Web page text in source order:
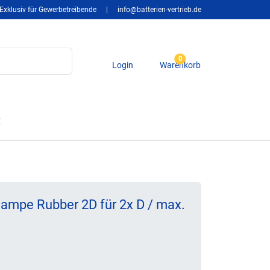
Exklusiv für Gewerbetreibende info@batterien-vertrieb.de
Login
0
Warenkorb
Rubber 2D für 2x D / max.